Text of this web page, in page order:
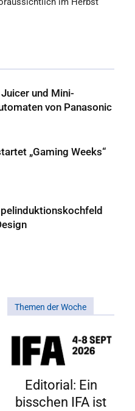
und Mini-
von Panasonic
„Gaming Weeks“
Themen der Woche
Editorial: Ein
bisschen IFA ist